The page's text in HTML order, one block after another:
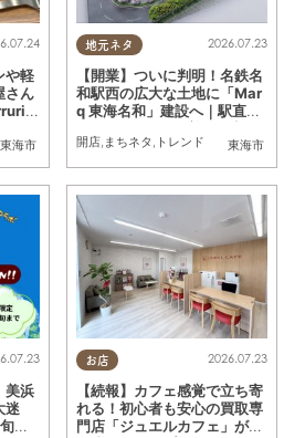
東海市
や軽
さん
ープ
開店,専門店 まちネタ,親子,夫婦, 家族, カップル,おひとり
地元ネタ
東海市
2026.07.23
【開業】ついに判明！名鉄名
和駅西の広大な土地に「Mar
q 東海名和」建設へ｜駅直
開店, まちネタ , トレンド
美浜
迷
ま
お店 2026.07.23
【続報】カフェ感覚で立ち寄
れる！初心者も安心の買取専
門店「ジュエルカフェ」が阿